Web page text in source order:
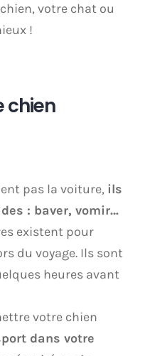
votre chat ou
!
chien
pas la voiture, ils
: baver, vomir…
existent pour
du voyage. Ils sont
heures avant
votre chien
dans votre